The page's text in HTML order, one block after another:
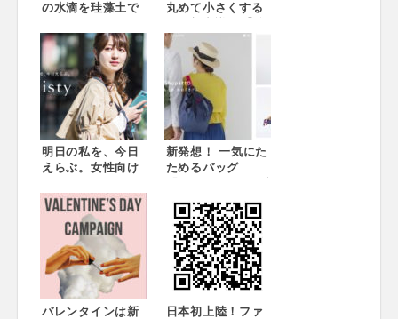
の水滴を珪藻土で
「珪藻土傘立て」
大人気の珪藻土シ
リーズ、昨年に引
き続き販売開始！
丸めて小さくする
行の荷物をスッキ
リ＆お洒落にする
アイテムが多数登
場！
明日の私を、今日
えらぶ。女性向け
ーブランド
「salisty」誕生 新
ブランド
「salisty」より、
iPhone 8/7/6s/6専
用手帳型ケース 3
シリーズが登場
新発想！ 一気にた
ためるバッグ
ランドページを開
設。活用シーン、
商品ラインナップ
などわかりやすさ
を優先。ビジュア
ルも一新。
バレンタインは新
日本初上陸！ファ